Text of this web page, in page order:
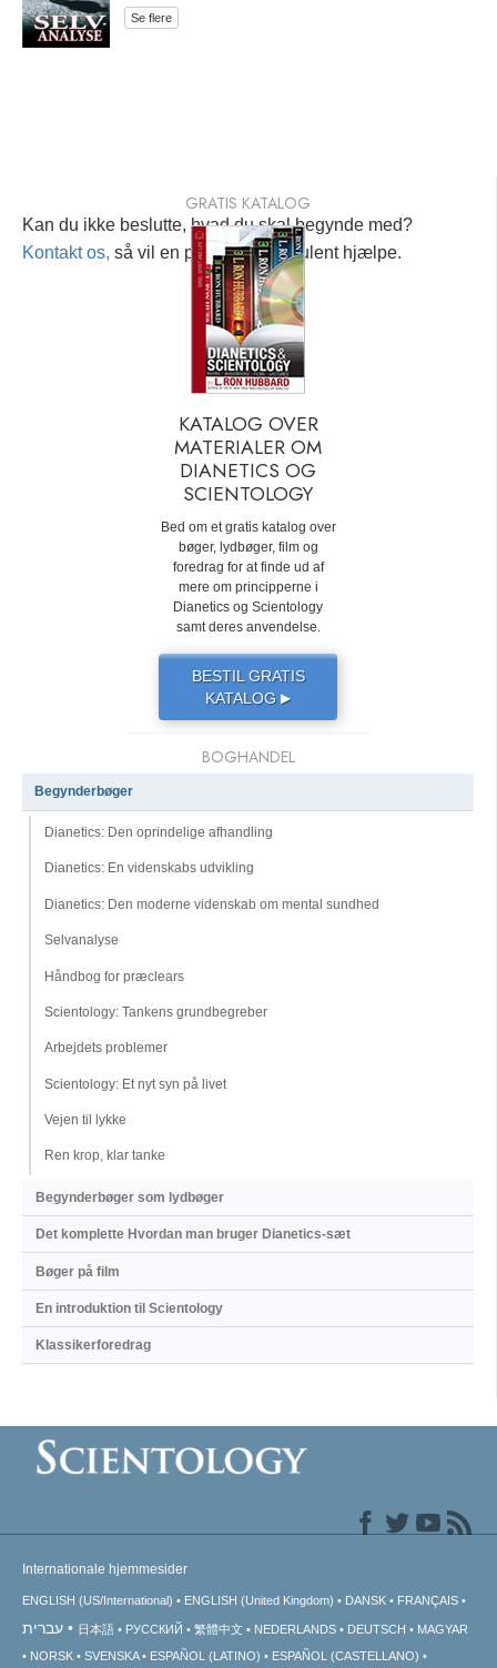
Se flere
Kan du ikke beslutte, hvad du skal begynde med?
Kontakt os, så vil en personlig konsulent hjælpe.
GRATIS KATALOG
KATALOG OVER
MATERIALER OM
DIANETICS OG
SCIENTOLOGY
Bed om et gratis katalog over
bøger, lydbøger, film og
foredrag for at finde ud af
mere om principperne i
Dianetics og Scientology
samt deres anvendelse.
BESTIL GRATIS
KATALOG ▶
BOGHANDEL
Begynderbøger
Dianetics: Den oprindelige afhandling
Dianetics: En videnskabs udvikling
Dianetics: Den moderne videnskab om mental sundhed
Selvanalyse
Håndbog for præclears
Scientology: Tankens grundbegreber
Arbejdets problemer
Scientology: Et nyt syn på livet
Vejen til lykke
Ren krop, klar tanke
Begynderbøger som lydbøger
Det komplette Hvordan man bruger Dianetics-sæt
Bøger på film
En introduktion til Scientology
Klassikerforedrag
Internationale hjemmesider
ENGLISH (US/International) ENGLISH (United Kingdom) DANSK FRANÇAIS
עברית 日本語 РУССКИЙ 繁體中文 NEDERLANDS DEUTSCH
MAGYAR
NORSK
SVENSKA ESPAÑOL (LATINO) ESPAÑOL (CASTELLANO)